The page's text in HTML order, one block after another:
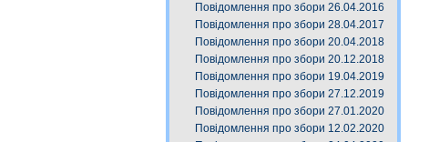
Повідомлення про збори 26.04.2016
Повідомлення про збори 28.04.2017
Повідомлення про збори 20.04.2018
Повідомлення про збори 20.12.2018
Повідомлення про збори 19.04.2019
Повідомлення про збори 27.12.2019
Повідомлення про збори 27.01.2020
Повідомлення про збори 12.02.2020